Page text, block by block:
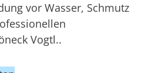
vor Wasser, Schmutz
Vogtl..